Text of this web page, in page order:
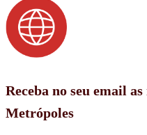
Receba no seu email
Metrópoles